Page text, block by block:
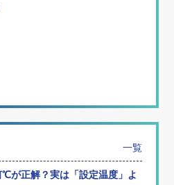
一覧
℃が正解？実は「設定温度」よ